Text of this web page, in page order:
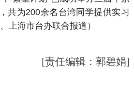
共为200余名台湾同学提供实习
上海市台办联合报道）
[责任编辑：郭碧娟]